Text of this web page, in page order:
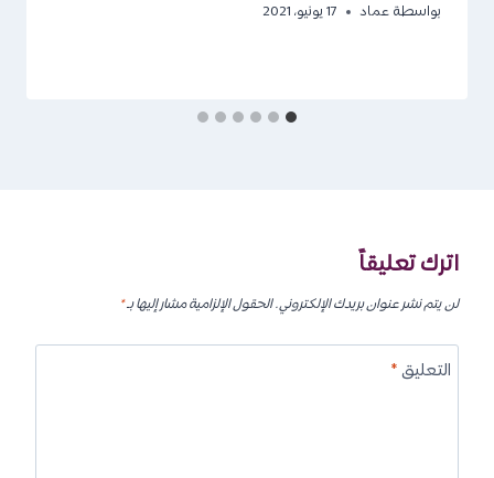
بواسطة عماد 17 يونيو، 2021
اترك تعليقاً
لن يتم نشر عنوان بريدك الإلكتروني.الحقول الإلزامية مشار إليها بـ*
التعليق*